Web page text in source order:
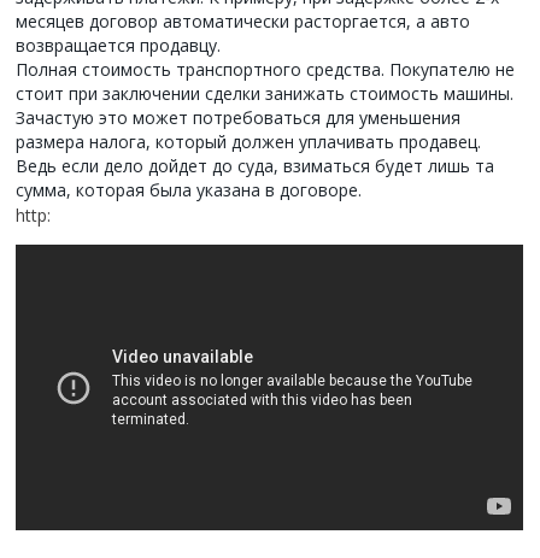
месяцев договор автоматически расторгается, а авто
возвращается продавцу.
Полная стоимость транспортного средства. Покупателю не
стоит при заключении сделки занижать стоимость машины.
Зачастую это может потребоваться для уменьшения
размера налога, который должен уплачивать продавец.
Ведь если дело дойдет до суда, взиматься будет лишь та
сумма, которая была указана в договоре.
http: